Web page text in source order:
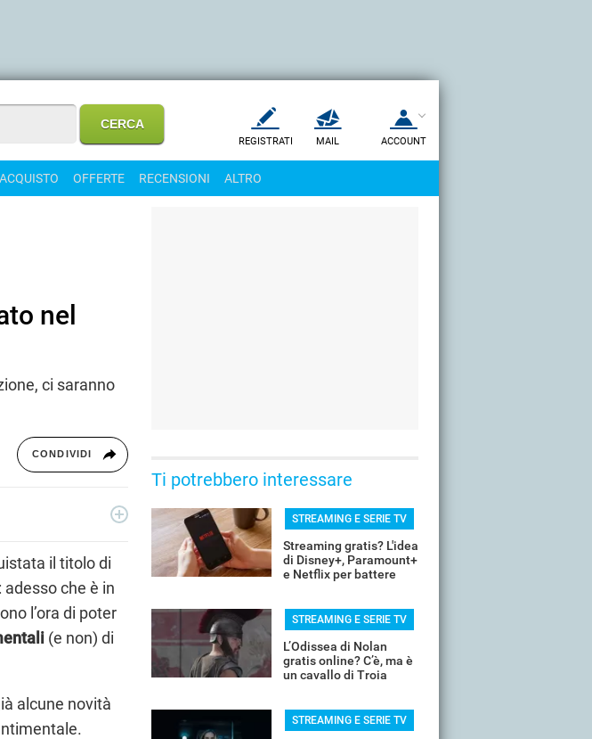
REGISTRATI MAIL ACCOUNT
OFFERTE RECENSIONI ALTRO
nel
ci saranno
CONDIVIDI
il titolo di
che è in
l’ora di poter
(e non) di
alcune novità
Ti potrebbero interessare
STREAMING E SERIE TV
Streaming gratis? L'idea
di Disney+, Paramount+
e Netflix per battere
STREAMING E SERIE TV
L’Odissea di Nolan
gratis online? C’è, ma è
un cavallo di Troia
STREAMING E SERIE TV